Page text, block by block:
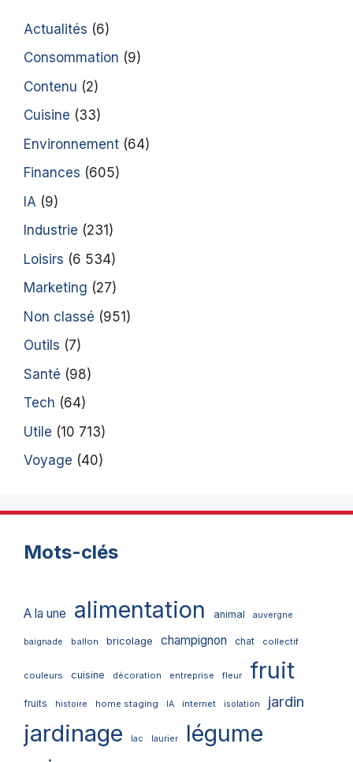
Actualités (6)
Consommation (9)
Contenu (2)
Cuisine (33)
Environnement (64)
Finances (605)
IA (9)
Industrie (231)
Loisirs (6 534)
Marketing (27)
Non classé (951)
Outils (7)
Santé (98)
Tech (64)
Utile (10 713)
Voyage (40)
Mots-clés
A la une alimentation animal auvergne
baignade ballon bricolage champignon chat collectif
couleurs cuisine décoration entreprise fleur fruit
fruits histoire home staging IA internet isolation jardin
jardinage lac laurier légume